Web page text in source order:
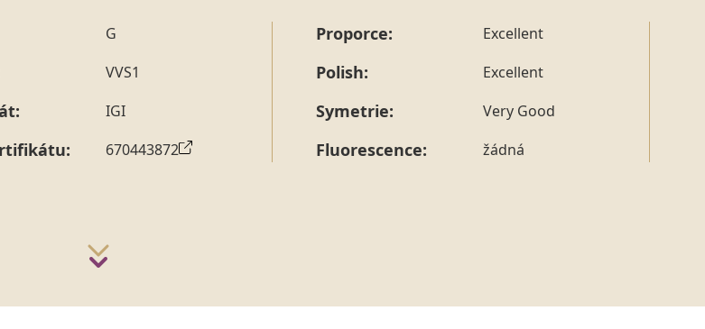
G
VVS1
IGI
670443872
Proporce: Excellent
Polish: Excellent
Symetrie: Very Good
Fluorescence: žádná